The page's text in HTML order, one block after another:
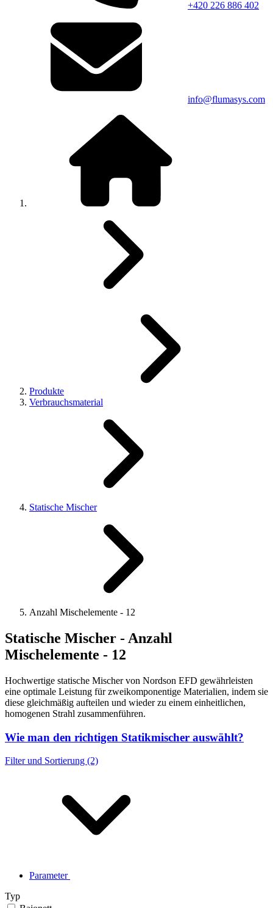
+420 226 886 402
info@flumasys.com
Produkte
Verbrauchsmaterial
Statische Mischer
Anzahl Mischelemente - 12
Statische Mischer - Anzahl
Mischelemente - 12
Hochwertige statische Mischer von Nordson EFD gewährleisten
eine optimale Leistung für zweikomponentige Materialien, indem sie
diese gleichmäßig aufteilen und wieder zu einem einheitlichen,
homogenen Strahl zusammenführen.
Wie man den richtigen Statikmischer auswählt?
Filter und Sortierung (2)
Parameter
Typ